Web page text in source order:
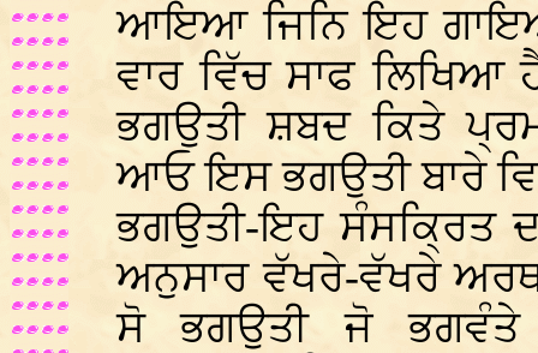
ਆਇਆ ਜਿਨਿ ਇਹ
ਵਾਰ ਵਿੱਚ ਸਾਫ ਲਿਖਿਆ
ਭਗਉਤੀ ਸ਼ਬਦ ਕਿਤੇ
ਆਓ ਇਸ ਭਗਉਤੀ ਬਾਰੇ
ਭਗਉਤੀ-ਇਹ ਸੰਸਕ੍ਰਿਤ
ਅਨੁਸਾਰ ਵੱਖਰੇ-ਵੱਖਰੇ
ਸੋ ਭਗਉਤੀ ਜੋ ਭਗਵੰਤੇ